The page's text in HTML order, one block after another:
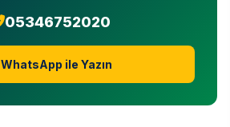
05346752020
WhatsApp ile Yazın